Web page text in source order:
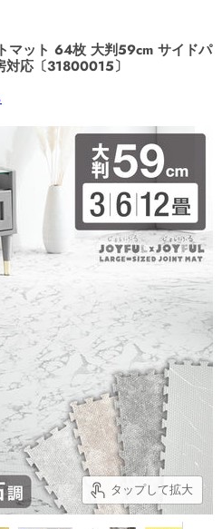
マット 64枚 大判59cm サイドパ
応〔31800015〕
タップして拡大